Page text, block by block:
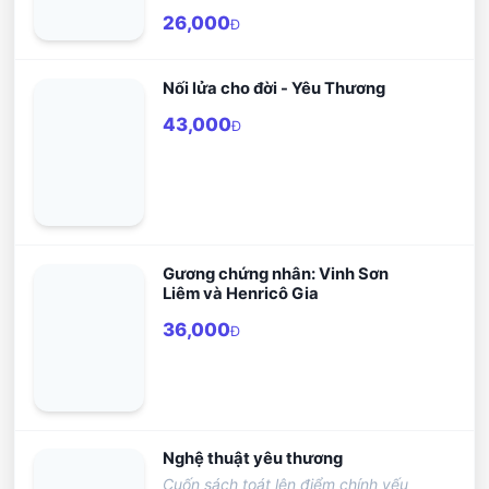
hoàng mà Chúa Thánh Thần vừ gởi
26,000Đ
Nối lửa cho đời - Yêu Thương
43,000Đ
Gương chứng nhân: Vinh Sơn
Liêm và Henricô Gia
36,000Đ
Nghệ thuật yêu thương
Cuốn sách toát lên điểm chính yếu